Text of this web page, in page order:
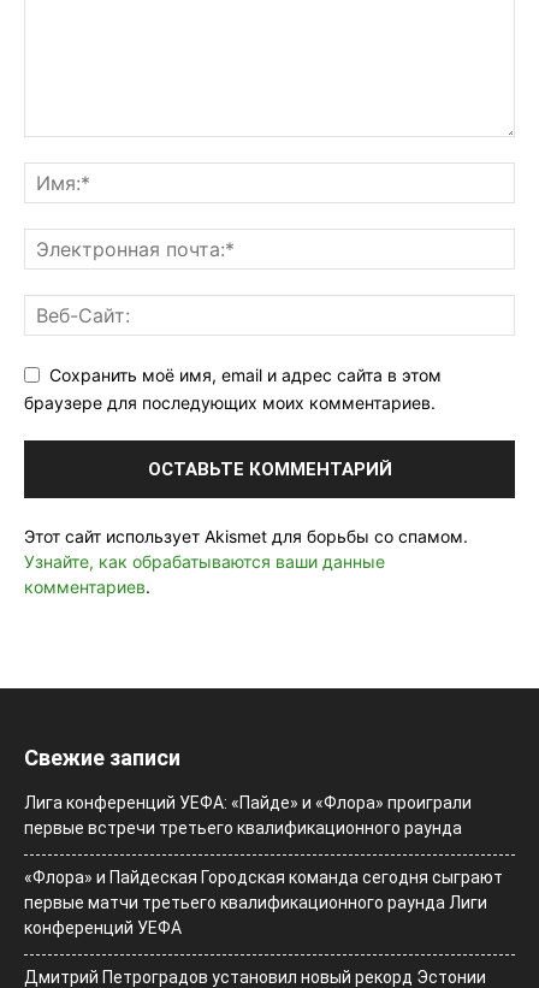
Сохранить моё имя, email и адрес сайта в этом
браузере для последующих моих комментариев.
Этот сайт использует Akismet для борьбы со спамом.
Узнайте, как обрабатываются ваши данные
комментариев.
Свежие записи
Лига конференций УЕФА: «Пайде» и «Флора» проиграли
первые встречи третьего квалификационного раунда
«Флора» и Пайдеская Городская команда сегодня сыграют
первые матчи третьего квалификационного раунда Лиги
конференций УЕФА
Дмитрий Петроградов установил новый рекорд Эстонии